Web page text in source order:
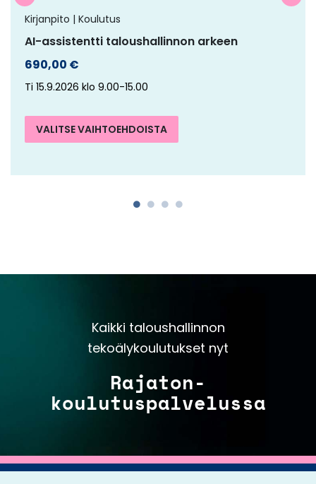
Kirjanpito | Koulutus
AI-assistentti taloushallinnon arkeen
690,00 €
Ti 15.9.2026 klo 9.00-15.00
VALITSE VAIHTOEHDOISTA
sivulla.
Kaikki taloushallinnon
tekoälykoulutukset nyt
Rajaton-
koulutuspalvelussa